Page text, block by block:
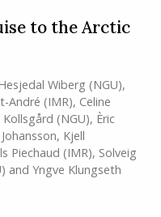
to the Arctic
Wiberg (NGU),
André (IMR), Celine
(NGU), Èric
, Kjell
Piechaud (IMR), Solveig
and Yngve Klungseth